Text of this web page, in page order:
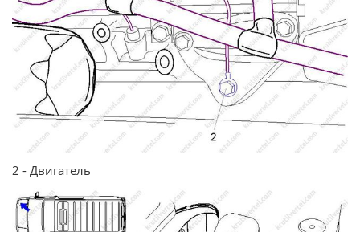
2 - Двигатель